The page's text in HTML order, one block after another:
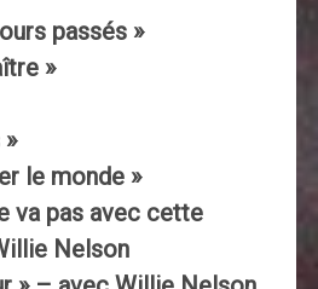
passés »
»
le monde »
va pas avec cette
Nelson